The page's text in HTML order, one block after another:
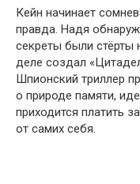
Кейн начинает
правда. Надя
секреты были стёрты
деле создал
Шпионский триллер
о природе памяти,
приходится платить
от самих себя.